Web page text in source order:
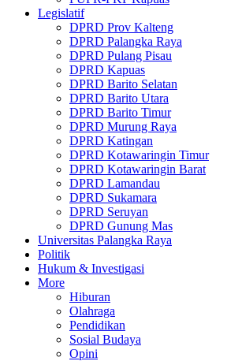
Legislatif
DPRD Prov Kalteng
DPRD Palangka Raya
DPRD Pulang Pisau
DPRD Kapuas
DPRD Barito Selatan
DPRD Barito Utara
DPRD Barito Timur
DPRD Murung Raya
DPRD Katingan
DPRD Kotawaringin Timur
DPRD Kotawaringin Barat
DPRD Lamandau
DPRD Sukamara
DPRD Seruyan
DPRD Gunung Mas
Universitas Palangka Raya
Politik
Hukum & Investigasi
More
Hiburan
Olahraga
Pendidikan
Sosial Budaya
Opini